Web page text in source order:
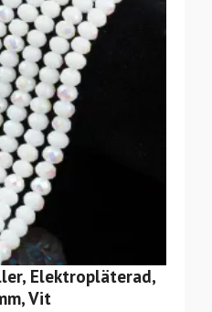
Elektropläterad,
Vit